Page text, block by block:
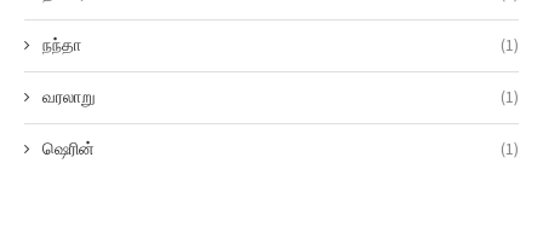
நந்தா (1)
வரலாறு (1)
ஷெரின் (1)